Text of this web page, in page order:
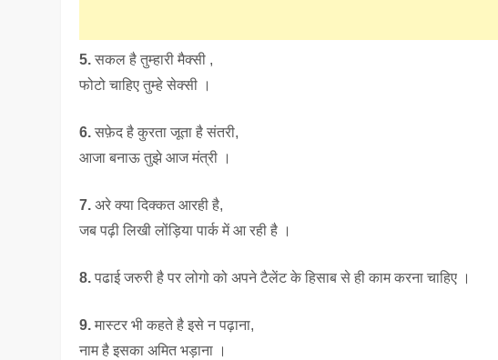
5. सकल है तुम्हारी मैक्सी ,
फोटो चाहिए तुम्हे सेक्सी ।
6. सफ़ेद है कुरता जूता है संतरी,
आजा बनाऊ तुझे आज मंत्री ।
7. अरे क्या दिक्कत आरही है,
जब पढ़ी लिखी लोंड़िया पार्क में आ रही है ।
8. पढाई जरुरी है पर लोगो को अपने टैलेंट के हिसाब से ही काम करना चाहिए ।
9. मास्टर भी कहते है इसे न पढ़ाना,
नाम है इसका अमित भड़ाना ।